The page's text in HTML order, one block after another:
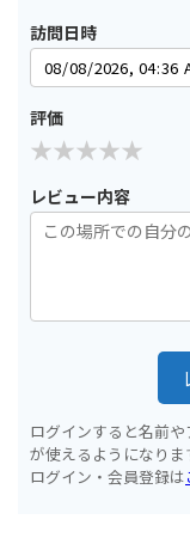
訪問日時
評価
レビュー内容
ログインすると名前
が使えるようになりま
ログイン・会員登録は